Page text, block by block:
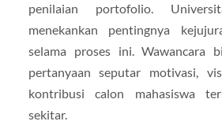
penilaian portofolio.
menekankan pentingnya
selama proses ini. Wawancara
pertanyaan seputar motivasi,
kontribusi calon mahasiswa
sekitar.